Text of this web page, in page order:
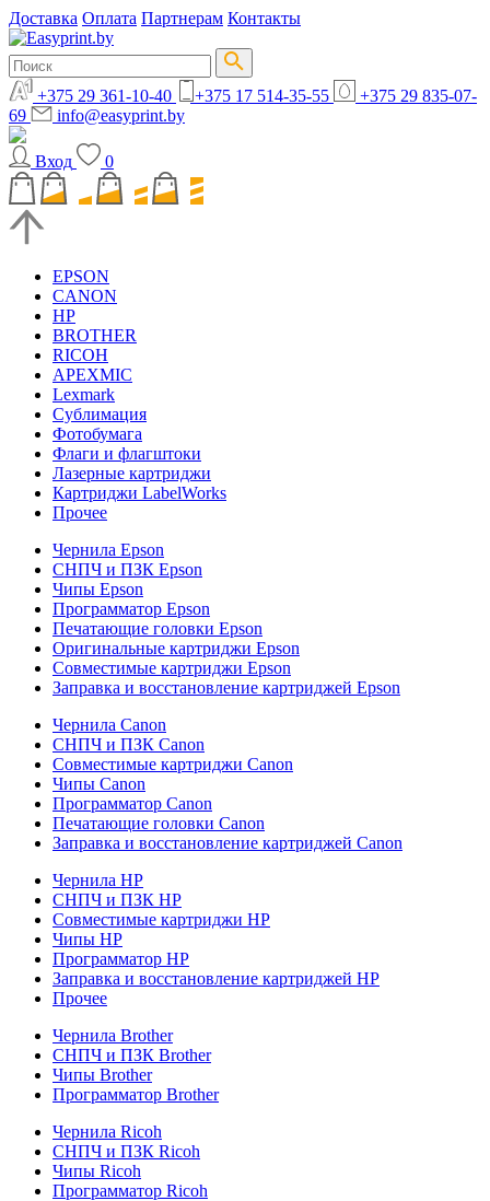
Доставка Оплата Партнерам Контакты
+375 29 361-10-40 +375 17 514-35-55
+375 29 835-07-
69
info@easyprint.by
Вход 0
EPSON
CANON
HP
BROTHER
RICOH
APEXMIC
Lexmark
Сублимация
Фотобумага
Флаги и флагштоки
Лазерные картриджи
Картриджи LabelWorks
Прочее
Чернила Epson
СНПЧ и ПЗК Epson
Чипы Epson
Программатор Epson
Печатающие головки Epson
Оригинальные картриджи Epson
Совместимые картриджи Epson
Заправка и восстановление картриджей Epson
Чернила Canon
СНПЧ и ПЗК Canon
Совместимые картриджи Canon
Чипы Canon
Программатор Canon
Печатающие головки Canon
Заправка и восстановление картриджей Canon
Чернила HP
СНПЧ и ПЗК HP
Совместимые картриджи HP
Чипы HP
Программатор HP
Заправка и восстановление картриджей HP
Прочее
Чернила Brother
СНПЧ и ПЗК Brother
Чипы Brother
Программатор Brother
Чернила Ricoh
СНПЧ и ПЗК Ricoh
Чипы Ricoh
Программатор Ricoh